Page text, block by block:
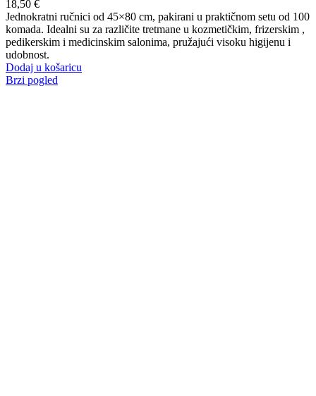
18,50 €
Jednokratni ručnici od 45×80 cm, pakirani u praktičnom setu od 100
komada. Idealni su za različite tretmane u kozmetičkim, frizerskim ,
pedikerskim i medicinskim salonima, pružajući visoku higijenu i
udobnost.
Dodaj u košaricu
Brzi pogled